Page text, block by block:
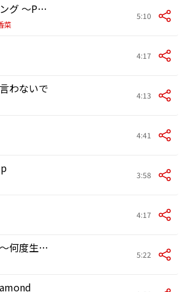
流星コーリング 〜Prologue〜
菜
5:10
4:17
わないで 4:13
4:41
3:58
4:17
僕らの永遠～何度生まれ変わっても、手を繋ぎたいだけの愛だから～ 5:22